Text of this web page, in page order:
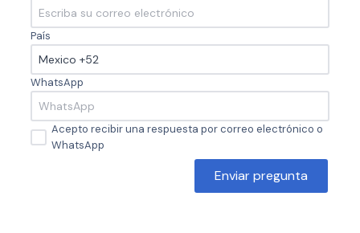
País
WhatsApp
Acepto recibir una respuesta por correo electrónico o
WhatsApp
Enviar pregunta